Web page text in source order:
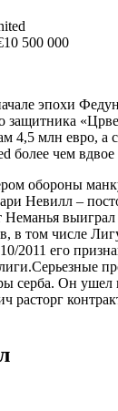
500 000
эпохи
защитника
4,5 млн евро, а
более чем
обороны
Невилл –
Неманья
в том числе
2011 его
серба. Он ушел
расторг